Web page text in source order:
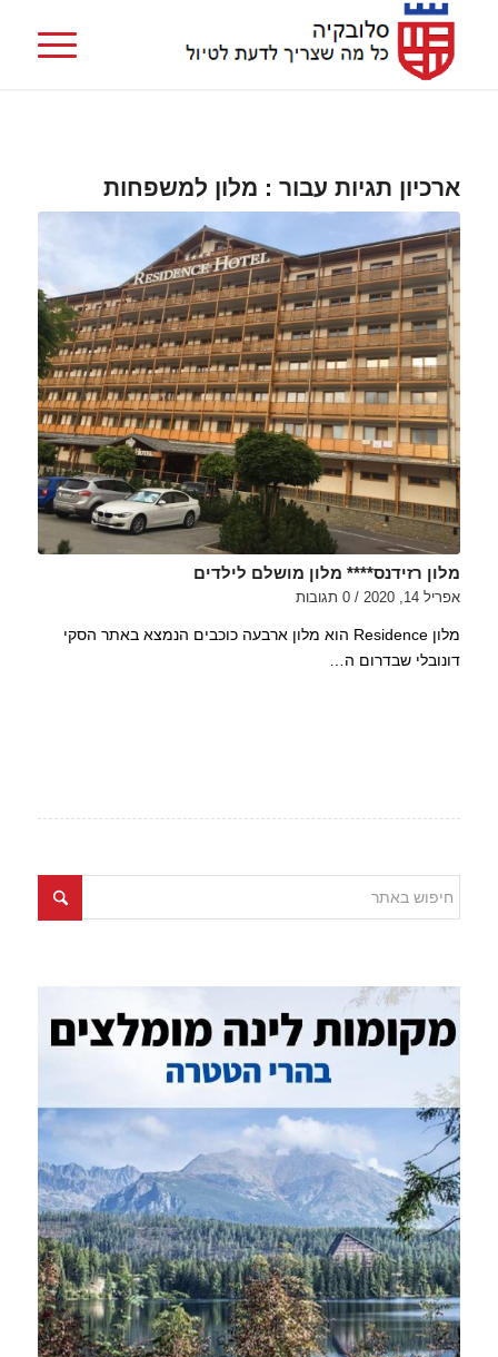
ארכיון תגיות עבור : מלון למשפחות
מלון רזידנס**** מלון מושלם לילדים
אפריל 14, 2020 / 0 תגובות
מלון Residence הוא מלון ארבעה כוכבים הנמצא באתר הסקי
דונובלי שבדרום ה…